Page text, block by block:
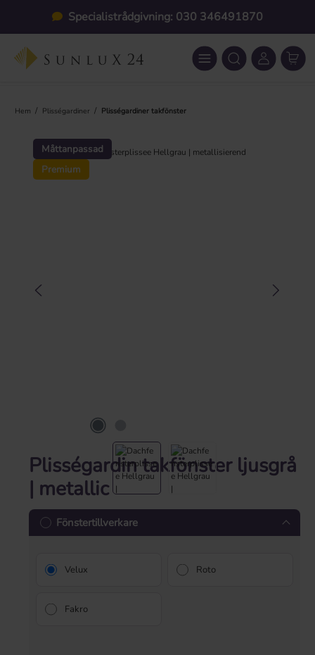
Hoppa till huvudinnehållSpecialistrådgivning: 030 346491870
Hem / Plisségardiner / Plisségardiner takfönster
Måttanpassad
Premium
Hoppa över bildgalleri
Plisségardin takfönster ljusgrå
| metallic
Fönstertillverkare
Velux Roto
Fakro